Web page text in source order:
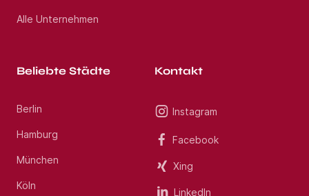
Alle Unternehmen
Beliebte Städte
Berlin
Hamburg
München
Köln
Kontakt
Instagram
Facebook
Xing
LinkedIn